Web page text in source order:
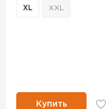
XL XXL
Купить